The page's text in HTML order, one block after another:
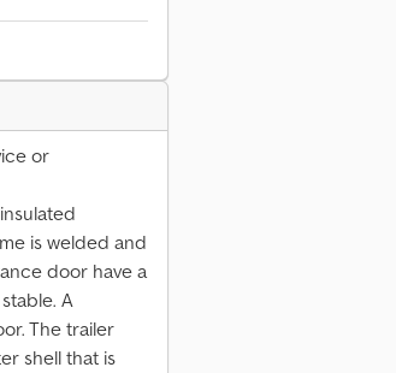
or
is welded and
door have a
A
The trailer
shell that is